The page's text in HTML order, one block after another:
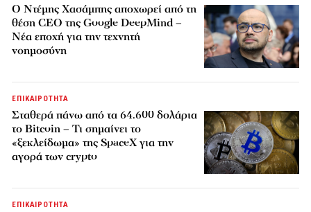
Ο Ντέμης Χασάμπης αποχωρεί από τη
θέση CEO της Google DeepMind –
Νέα εποχή για την τεχνητή
νοημοσύνη
ΕΠΙΚΑΙΡΟΤΗΤΑ
Σταθερά πάνω από τα 64.600 δολάρια
το Bitcoin – Τι σημαίνει το
«ξεκλείδωμα» της SpaceX για την
αγορά των crypto
ΕΠΙΚΑΙΡΟΤΗΤΑ